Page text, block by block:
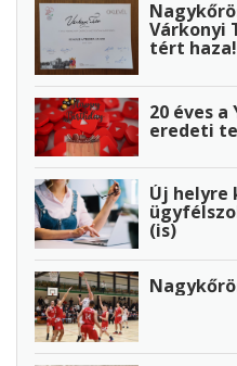
Várkonyi
tért haza!
20 éves a
eredeti
Új helyre
(is)